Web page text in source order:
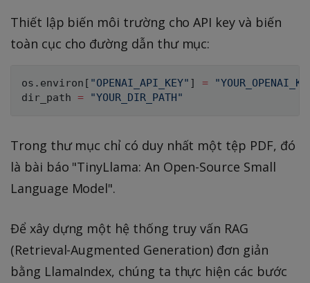
Thiết lập biến môi trường cho API key và biến
toàn cục cho đường dẫn thư mục:
os . environ [ "OPENAI_API_KEY" ] =
dir_path = "YOUR_DIR_PATH"
Trong thư mục chỉ có duy nhất một tệp PDF, đó
là bài báo "TinyLlama: An Open-Source Small
Language Model".
Để xây dựng một hệ thống truy vấn RAG
(Retrieval-Augmented Generation) đơn giản
bằng LlamaIndex, chúng ta thực hiện các bước